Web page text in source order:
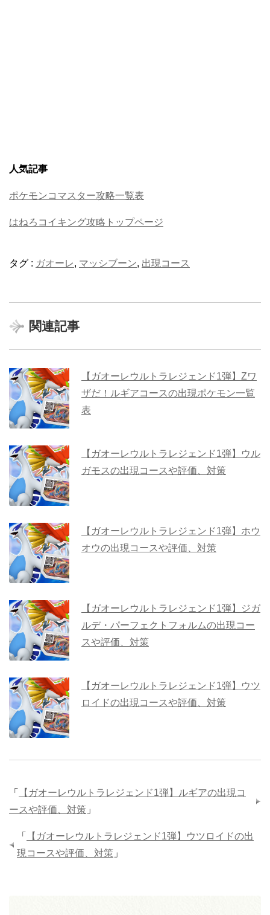
人気記事
ポケモンコマスター攻略一覧表
はねろコイキング攻略トップページ
タグ : ガオーレ, マッシブーン, 出現コース
関連記事
【ガオーレウルトラレジェンド1弾】Zワ
ザだ！ルギアコースの出現ポケモン一覧
表
【ガオーレウルトラレジェンド1弾】ウル
ガモスの出現コースや評価、対策
【ガオーレウルトラレジェンド1弾】ホウ
オウの出現コースや評価、対策
【ガオーレウルトラレジェンド1弾】ジガ
ルデ・パーフェクトフォルムの出現コー
スや評価、対策
【ガオーレウルトラレジェンド1弾】ウツ
ロイドの出現コースや評価、対策
「
【ガオーレウルトラレジェンド1弾】ルギアの出現コ
ースや評価、対策 」
「
【ガオーレウルトラレジェンド1弾】ウツロイドの出
現コースや評価、対策 」